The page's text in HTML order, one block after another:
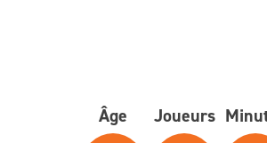
Âge Joueurs